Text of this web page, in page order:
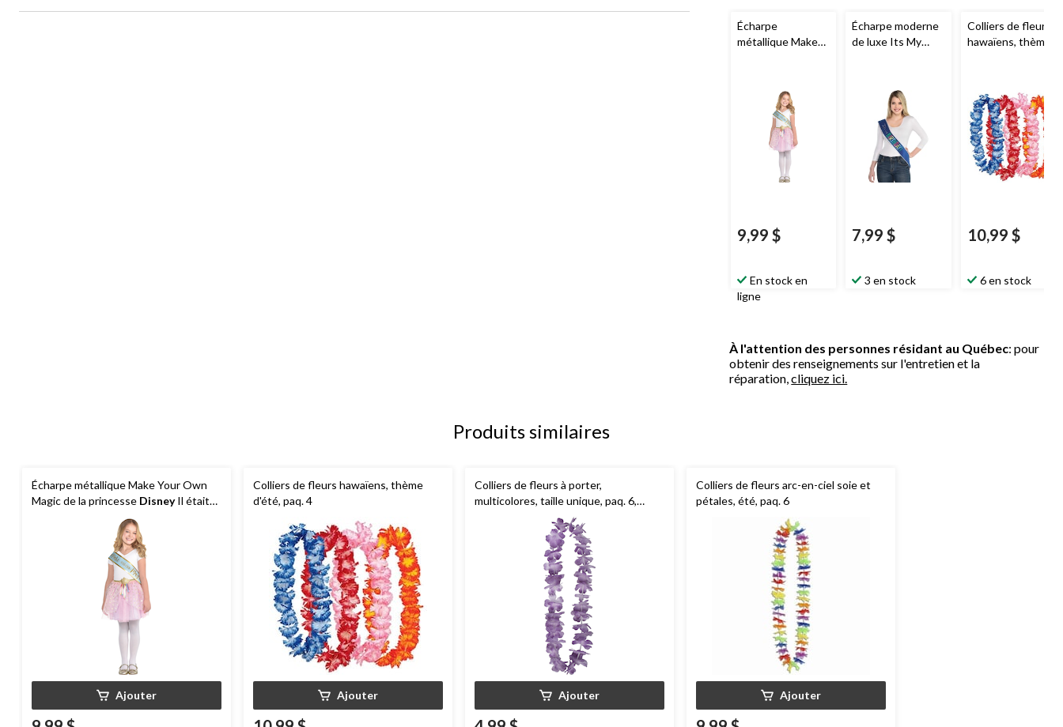
Écharpe
métallique Make
Il était une
fois, bleu/doré,
taille unique, paq.
8, accessoires
portables pour
anniversaires
9,99 $
En stock en
ligne
Écharpe moderne
de luxe Its My
7,99 $
3 en stock
Colliers de fleurs
hawaïens, thème
10,99 $
6 en stock
À l'attention des personnes résidant au Québec: pour
obtenir des renseignements sur l'entretien et la
réparation,cliquez ici.
Produits similaires
Écharpe métallique Make Your Own
Magic de la princesse DisneyIl était
une fois, bleu/doré, taille unique, paq.
8, accessoires portables pour
Ajouter
Colliers de fleurs hawaïens, thème
d'été, paq. 4
Ajouter
Colliers de fleurs à porter,
multicolores, taille unique, paq. 6,
décorations de fêtes estivales
Ajouter
Colliers de fleurs arc-en-ciel soie et
pétales, été, paq. 6
Ajouter